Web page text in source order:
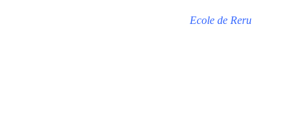
Ecole de Reru